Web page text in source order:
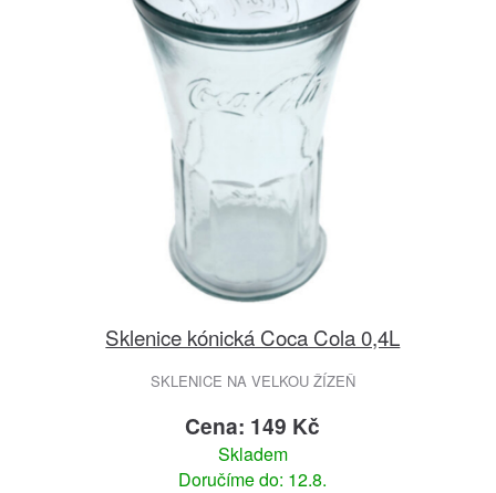
Sklenice kónická Coca Cola 0,4L
SKLENICE NA VELKOU ŽÍZEŇ
Cena: 149 Kč
Skladem
Doručíme do: 12.8.